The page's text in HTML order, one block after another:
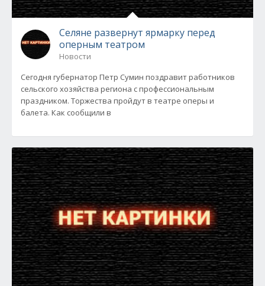
Селяне развернут ярмарку перед
оперным театром
Новости
Сегодня губернатор Петр Сумин поздравит работников
сельского хозяйства региона с профессиональным
праздником. Торжества пройдут в театре оперы и
балета. Как сообщили в